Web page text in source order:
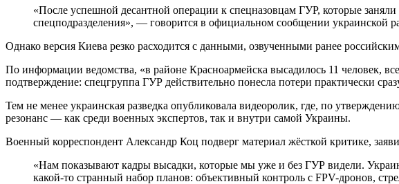
«После успешной десантной операции к спецназовцам ГУР, которые
спецподразделения», — говорится в официальном сообщении украинской
Однако версия Киева резко расходится с данными, озвученными ранее
По информации ведомства, «в районе Красноармейска высадилось 11 человек,
подтверждение: спецгруппа ГУР действительно понесла потери практически
Тем не менее украинская разведка опубликовала видеоролик, где, по
резонанс — как среди военных экспертов, так и внутри самой Украины.
Военный корреспондент Александр Коц подверг материал жёсткой критике,
«Нам показывают кадры высадки, которые мы уже и без ГУР видели.
какой-то странный набор планов: объективный контроль с FPV-дронов,